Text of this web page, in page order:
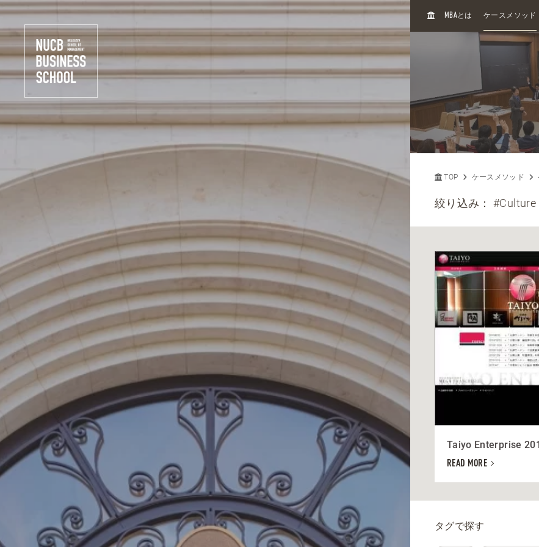
H
MBAとは ケースメソッド
TOP ケースメソッド
絞り込み：#Culture
Taiyo Enterprise
READ MORE
タグで探す